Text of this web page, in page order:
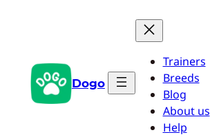
Dogo
Trainers
Breeds
Blog
About us
Help